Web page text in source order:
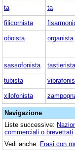
ta
ta
filicornista
oboista organista
sassofonista tastierista
tubista
xilofonista
Navigazione
Liste successive:
commerciali o brevettati
Vedi anche: Frasi con